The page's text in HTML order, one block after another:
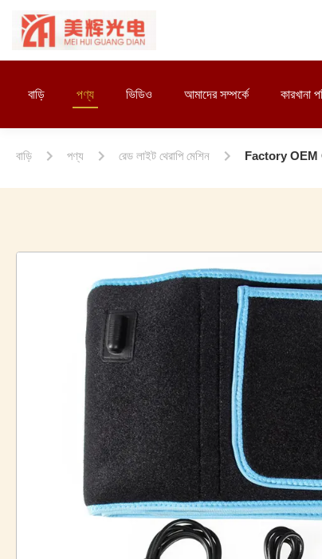
বাড়ি পণ্য ভিডিও আমাদের সম্পর্কে কারখানা
বাড়ি পণ্য রেড লাইট থেরাপি মেশিন Factory OEM